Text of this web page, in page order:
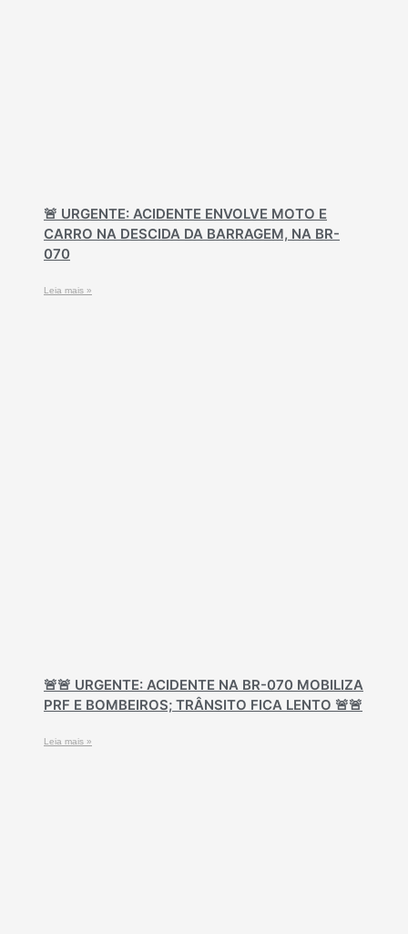
🚨 URGENTE: ACIDENTE ENVOLVE MOTO E
CARRO NA DESCIDA DA BARRAGEM, NA BR-
070
Leia mais »
🚨🚨 URGENTE: ACIDENTE NA BR-070 MOBILIZA
PRF E BOMBEIROS; TRÂNSITO FICA LENTO 🚨🚨
Leia mais »